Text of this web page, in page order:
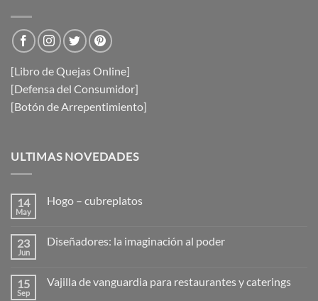
[Libro de Quejas Online]
[Defensa del Consumidor]
[Botón de Arrepentimiento]
ULTIMAS NOVEDADES
14
May
Hogo – cubreplatos
en
23
Jun
Diseñadores: la imaginación al poder
en
15
Sep
Vajilla de vanguardia para restaurantes y caterings